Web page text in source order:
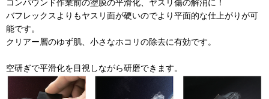
コンパウンド作業前の塗膜の平滑化、ヤスリ傷の解消に！
バフレックスよりもヤスリ面が硬いのでより平面的な仕上がりが可
能です。
クリアー層のゆず肌、小さなホコリの除去に有効です。
空研ぎで平滑化を目視しながら研磨できます。